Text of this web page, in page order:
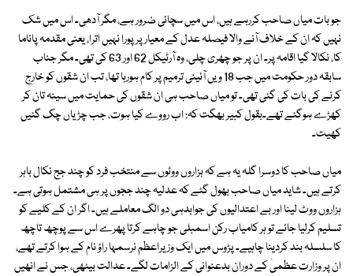
جو بات میاں صاحب کررہے ہیں، اس میں سچائی ضرور ہے، مگر آدھی۔ اس میں شک
نہیں کہ ان کے خلاف آنے والا فیصلہ عدل کے معیار پر پورا نہیں اترا، یعنی مقدمہ پاناما
کا، نکالا گیا اقامہ پر۔ ان پر جو چھری چلی، وہ آرٹیکل 62 اور 63 کی تھی۔ مگر جناب
سابقہ دور حکومت میں جب 18 ویں آئینی ترمیم پر کام ہورہا تھا، تب ان شقوں کو خارج
کرنے کی بات کی گئی تھی۔ تو میاں صاحب ہی ان شقوں کی حمایت میں سینہ تان کر
کھڑے ہوگئے تھے۔بقول کبیر بھگت کہ: اب رووے کیا ہوت، جب چڑیاں چگ گئیں
کھیت۔
میاں صاحب کا دوسرا گلہ یہ ہے کہ ہزاروں ووٹوں سے منتخب فرد کو چند جج نکال باہر
کرتے ہیں۔ شاید میاں صاحب بھول گئے کہ عدلیہ چند ججوں پر ہی مشتمل ہوتی ہے۔
ہزاروں ووٹ لینا اور بے اعتدالیوں کی جوابدہی دو الگ معاملے ہیں۔ اگر ان کے کلیے کو
تسلیم کرلیا جائے تو ہر کامیاب رکن اسمبلی جو چاہے کرتا پھرے اس سے پوچھ تاچھ
کا سلسلہ بند کردینا چاہیے۔ پڑوس میں ایک وزیراعظم نرسمہا راؤ نام کے ہوا کرتے تھے،
ان پر وزارت عظمیٰ کے دوران بدعنوانی کے الزامات لگے۔ عدالت بیٹھی، جس نے انھیں